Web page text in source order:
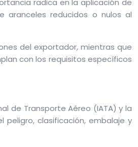
radica en la aplicación de
aranceles reducidos o nulos al
del exportador, mientras que
con los requisitos específicos
de Transporte Aéreo (IATA) y la
peligro, clasificación, embalaje y